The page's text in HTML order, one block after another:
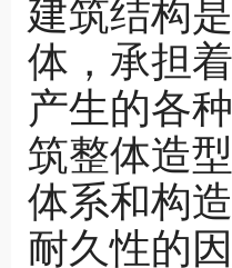
建筑结构
体，承担
产生的各
筑整体造
体系和构
耐久性的